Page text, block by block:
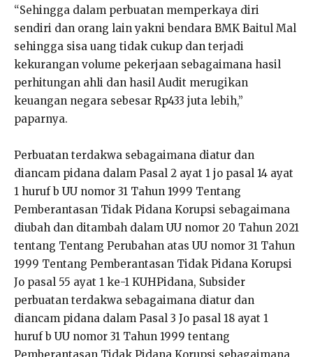
“Sehingga dalam perbuatan memperkaya diri
sendiri dan orang lain yakni bendara BMK Baitul Mal
sehingga sisa uang tidak cukup dan terjadi
kekurangan volume pekerjaan sebagaimana hasil
perhitungan ahli dan hasil Audit merugikan
keuangan negara sebesar Rp433 juta lebih,”
paparnya.
Perbuatan terdakwa sebagaimana diatur dan
diancam pidana dalam Pasal 2 ayat 1 jo pasal 14 ayat
1 huruf b UU nomor 31 Tahun 1999 Tentang
Pemberantasan Tidak Pidana Korupsi sebagaimana
diubah dan ditambah dalam UU nomor 20 Tahun 2021
tentang Tentang Perubahan atas UU nomor 31 Tahun
1999 Tentang Pemberantasan Tidak Pidana Korupsi
Jo pasal 55 ayat 1 ke-1 KUHPidana, Subsider
perbuatan terdakwa sebagaimana diatur dan
diancam pidana dalam Pasal 3 Jo pasal 18 ayat 1
huruf b UU nomor 31 Tahun 1999 tentang
Pemberantasan Tidak Pidana Korupsi sebagaimana